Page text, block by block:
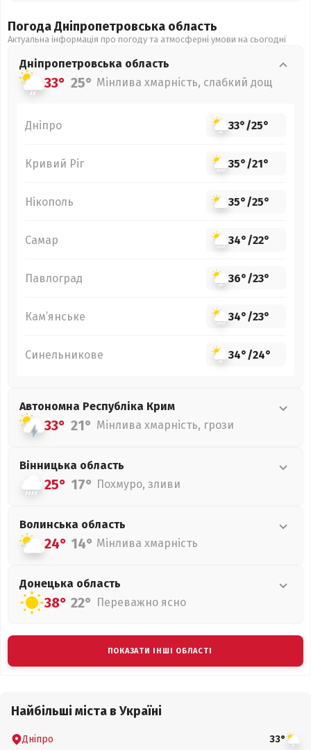
Погода Дніпропетровська область
Актуальна інформація про погоду та атмосферні умови на сьогодні
Дніпропетровська область
33° 25° Мінлива хмарність, слабкий дощ
Дніпро 33°/25°
Кривий Ріг 35°/21°
Нікополь 35°/25°
Самар 34°/22°
Павлоград 36°/23°
Кам’янське 34°/23°
Синельникове 34°/24°
Автономна Республіка Крим
33° 21° Мінлива хмарність, грози
Вінницька область
25° 17° Похмуро, зливи
Волинська область
24° 14° Мінлива хмарність
Донецька область
38° 22° Переважно ясно
ПОКАЗАТИ ІНШІ ОБЛАСТІ
Найбільші міста в Україні
Дніпро 33°